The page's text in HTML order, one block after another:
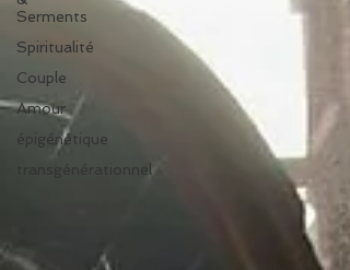
Serments
Spiritualité
Couple
Amour
épigénétique
transgénérationnel